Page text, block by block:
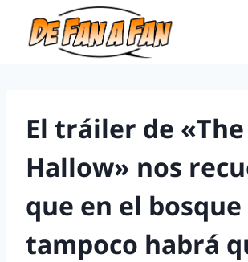
El tráiler de «The
Hallow» nos
que en el bosque
tampoco habrá